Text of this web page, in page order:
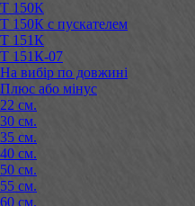
Т 150К
Т 150К с пускателем
Т 151К
Т 151К-07
На вибір по довжині
Плюс або мінус
22 см.
30 см.
35 см.
40 см.
50 см.
55 см.
60 см.